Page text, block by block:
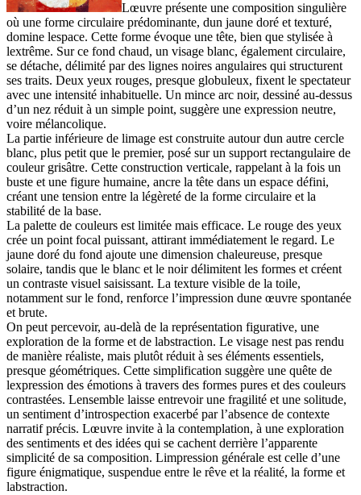
Lœuvre présente une composition singulière
où une forme circulaire prédominante, dun jaune doré et texturé,
domine lespace. Cette forme évoque une tête, bien que stylisée à
lextrême. Sur ce fond chaud, un visage blanc, également circulaire,
se détache, délimité par des lignes noires angulaires qui structurent
ses traits. Deux yeux rouges, presque globuleux, fixent le spectateur
avec une intensité inhabituelle. Un mince arc noir, dessiné au-dessus
d’un nez réduit à un simple point, suggère une expression neutre,
voire mélancolique.
La partie inférieure de limage est construite autour dun autre cercle
blanc, plus petit que le premier, posé sur un support rectangulaire de
couleur grisâtre. Cette construction verticale, rappelant à la fois un
buste et une figure humaine, ancre la tête dans un espace défini,
créant une tension entre la légèreté de la forme circulaire et la
stabilité de la base.
La palette de couleurs est limitée mais efficace. Le rouge des yeux
crée un point focal puissant, attirant immédiatement le regard. Le
jaune doré du fond ajoute une dimension chaleureuse, presque
solaire, tandis que le blanc et le noir délimitent les formes et créent
un contraste visuel saisissant. La texture visible de la toile,
notamment sur le fond, renforce l’impression dune œuvre spontanée
et brute.
On peut percevoir, au-delà de la représentation figurative, une
exploration de la forme et de labstraction. Le visage nest pas rendu
de manière réaliste, mais plutôt réduit à ses éléments essentiels,
presque géométriques. Cette simplification suggère une quête de
lexpression des émotions à travers des formes pures et des couleurs
contrastées. Lensemble laisse entrevoir une fragilité et une solitude,
un sentiment d’introspection exacerbé par l’absence de contexte
narratif précis. Lœuvre invite à la contemplation, à une exploration
des sentiments et des idées qui se cachent derrière l’apparente
simplicité de sa composition. Limpression générale est celle d’une
figure énigmatique, suspendue entre le rêve et la réalité, la forme et
labstraction.